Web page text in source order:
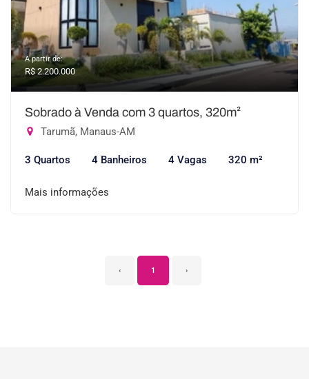
A partir de:
R$ 2.200.000
Sobrado à Venda com 3 quartos, 320m²
Tarumã, Manaus-AM
3 Quartos 4 Banheiros 4 Vagas 320 m²
Mais informações
‹ 1 ›